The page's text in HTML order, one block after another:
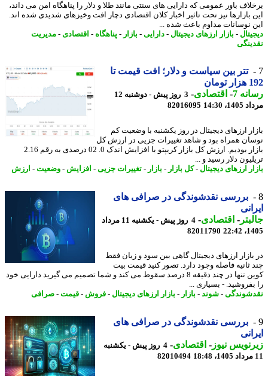
باور عمومی که دارایی های سنتی مانند طلا و دلار را پناهگاه امن می داند،
بازارها نیز تحت تاثیر اخبار کلان اقتصادی دچار افت وخیزهای شدیدی شده اند.
نوسانات مداوم باعث شده ...
-بازار ارزهای دیجیتال-دارایی- بازار - پناهگاه-اقتصادی-مدیریت
تتر بین سیاست و دلار؛ افت قیمت تا
7
-اقتصادی-
3 روز پیش - دوشنبه 12
14:30
82016095
ارزهای دیجیتال در روز یکشنبه با وضعیت کم
همراه بود و شاهد تغییرات جزیی در ارزش کل
بازار بودیم. ارزش کل بازار کریپتو با افزایش اندک 0. 02 درصدی به رقم 2.16
دلار رسید و ...
ارزهای دیجیتال-کل بازار - بازار - تغییرات جزیی- افزایش -وضعیت-ارزش
بررسی نقدشوندگی در صرافی های
-اقتصادی-
4 روز پیش - یکشنبه 11 مرداد
82011790
ارزهای دیجیتال گاهی بین سود و زیان فقط
ثانیه فاصله وجود دارد. تصور کنید قیمت بیت
کوین تنها در چند دقیقه 8 درصد سقوط می کند و شما تصمیم می گیرید دارایی خود
- بسیاری ...
-شوند-بازار - بازار ارزهای دیجیتال-فروش -قیمت-صرافی
بررسی نقدشوندگی در صرافی های
نیوز-اقتصادی- 4 روز پیش - یکشنبه
82010494